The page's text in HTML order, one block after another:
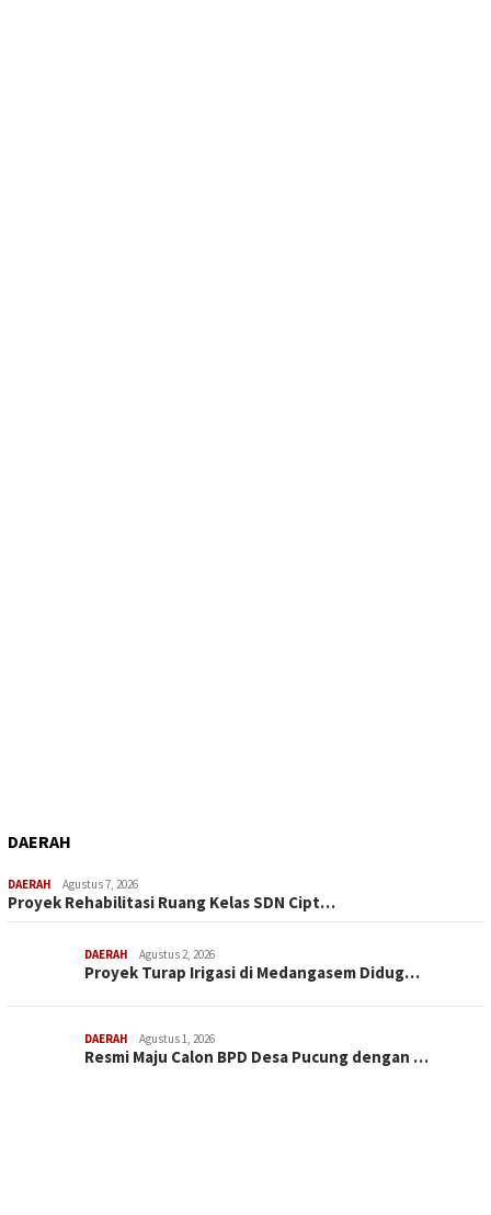
DAERAH
DAERAH Agustus 7, 2026
Proyek Rehabilitasi Ruang Kelas SDN Cipt…
DAERAH Agustus 2, 2026
Proyek Turap Irigasi di Medangasem Didug…
DAERAH Agustus 1, 2026
Resmi Maju Calon BPD Desa Pucung dengan …